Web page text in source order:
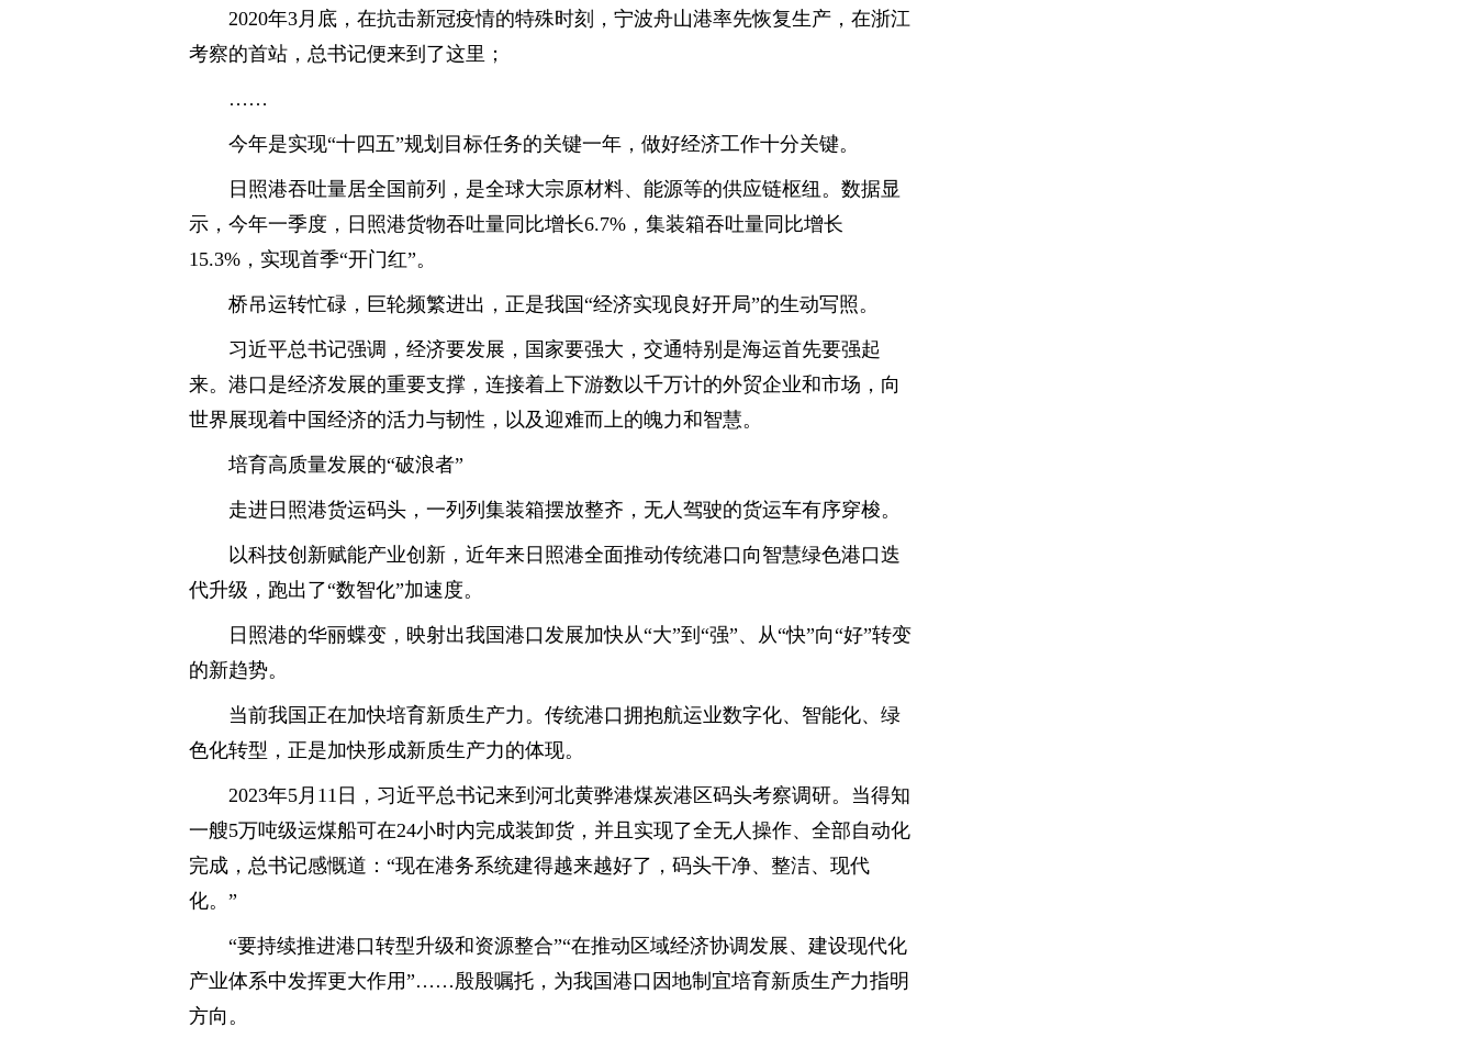
2020年3月底，在抗击新冠疫情的特殊时刻，宁波舟山港率先恢复生产，在浙江
考察的首站，总书记便来到了这里；
……
今年是实现“十四五”规划目标任务的关键一年，做好经济工作十分关键。
日照港吞吐量居全国前列，是全球大宗原材料、能源等的供应链枢纽。数据显
示，今年一季度，日照港货物吞吐量同比增长6.7%，集装箱吞吐量同比增长
15.3%，实现首季“开门红”。
桥吊运转忙碌，巨轮频繁进出，正是我国“经济实现良好开局”的生动写照。
习近平总书记强调，经济要发展，国家要强大，交通特别是海运首先要强起
来。港口是经济发展的重要支撑，连接着上下游数以千万计的外贸企业和市场，向
世界展现着中国经济的活力与韧性，以及迎难而上的魄力和智慧。
培育高质量发展的“破浪者”
走进日照港货运码头，一列列集装箱摆放整齐，无人驾驶的货运车有序穿梭。
以科技创新赋能产业创新，近年来日照港全面推动传统港口向智慧绿色港口迭
代升级，跑出了“数智化”加速度。
日照港的华丽蝶变，映射出我国港口发展加快从“大”到“强”、从“快”向“好”转变
的新趋势。
当前我国正在加快培育新质生产力。传统港口拥抱航运业数字化、智能化、绿
色化转型，正是加快形成新质生产力的体现。
2023年5月11日，习近平总书记来到河北黄骅港煤炭港区码头考察调研。当得知
一艘5万吨级运煤船可在24小时内完成装卸货，并且实现了全无人操作、全部自动化
完成，总书记感慨道：“现在港务系统建得越来越好了，码头干净、整洁、现代
化。”
“要持续推进港口转型升级和资源整合”“在推动区域经济协调发展、建设现代化
产业体系中发挥更大作用”……殷殷嘱托，为我国港口因地制宜培育新质生产力指明
方向。